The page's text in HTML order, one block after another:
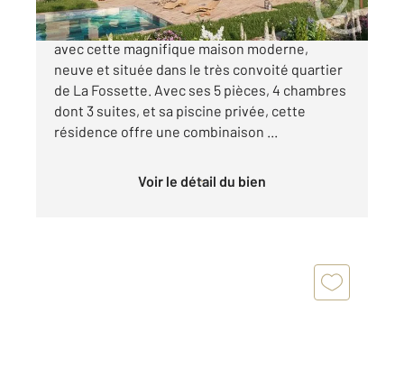
Découvrez le summum du luxe contemporain
avec cette magnifique maison moderne,
neuve et située dans le très convoité quartier
de La Fossette. Avec ses 5 pièces, 4 chambres
dont 3 suites, et sa piscine privée, cette
résidence offre une combinaison ...
Voir le détail du bien